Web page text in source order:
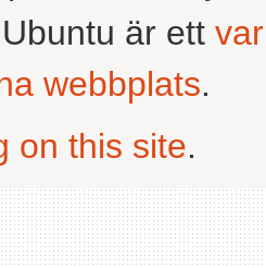
är ett
webbplats.
on this site.